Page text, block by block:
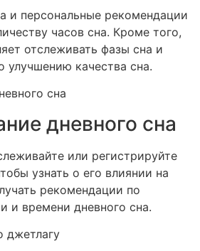
и персональные рекомендации
часов сна. Кроме того,
отслеживать фазы сна и
улучшению качества сна.
дневного сна
или регистрируйте
узнать о его влиянии на
рекомендации по
и времени дневного сна.